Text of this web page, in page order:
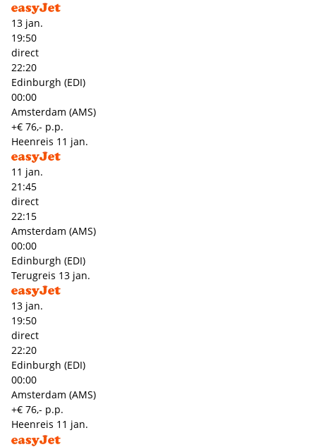
13 jan.
19:50
direct
22:20
Edinburgh (EDI)
00:00
Amsterdam (AMS)
+€ 76,- p.p.
Heenreis 11 jan.
11 jan.
21:45
direct
22:15
Amsterdam (AMS)
00:00
Edinburgh (EDI)
Terugreis 13 jan.
13 jan.
19:50
direct
22:20
Edinburgh (EDI)
00:00
Amsterdam (AMS)
+€ 76,- p.p.
Heenreis 11 jan.